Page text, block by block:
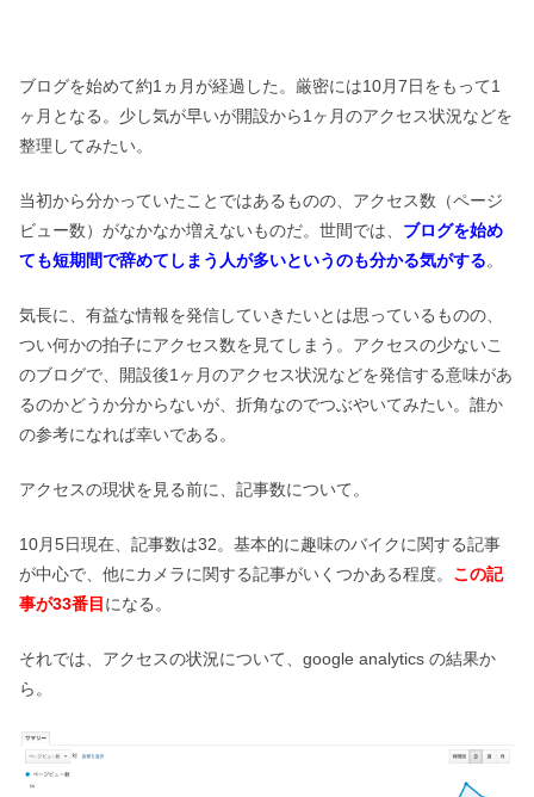
ブログを始めて約1ヵ月が経過した。厳密には10月7日をもって1
ヶ月となる。少し気が早いが開設から1ヶ月のアクセス状況などを
整理してみたい。
当初から分かっていたことではあるものの、アクセス数（ページ
ビュー数）がなかなか増えないものだ。世間では、 ブログを始め
ても短期間で辞めてしまう人が多いというのも分かる気がする。
気長に、有益な情報を発信していきたいとは思っているものの、
つい何かの拍子にアクセス数を見てしまう。アクセスの少ないこ
のブログで、開設後1ヶ月のアクセス状況などを発信する意味があ
るのかどうか分からないが、折角なのでつぶやいてみたい。誰か
の参考になれば幸いである。
アクセスの現状を見る前に、記事数について。
10月5日現在、記事数は32。基本的に趣味のバイクに関する記事
が中心で、他にカメラに関する記事がいくつかある程度。 この記
事が33番目 になる。
それでは、アクセスの状況について、google analytics の結果か
ら。